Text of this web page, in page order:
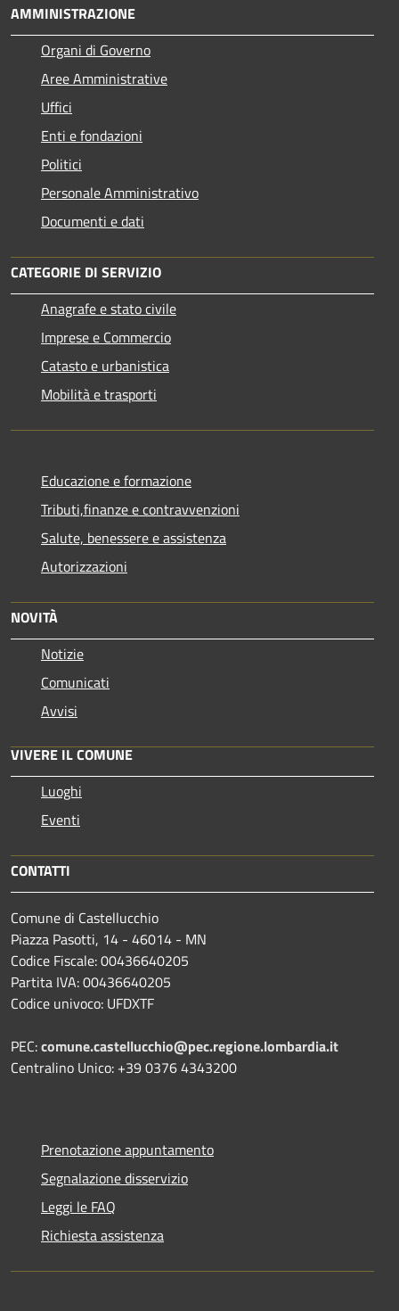
AMMINISTRAZIONE
Organi di Governo
Aree Amministrative
Uffici
Enti e fondazioni
Politici
Personale Amministrativo
Documenti e dati
CATEGORIE DI SERVIZIO
Anagrafe e stato civile
Imprese e Commercio
Catasto e urbanistica
Mobilità e trasporti
Educazione e formazione
Tributi,finanze e contravvenzioni
Salute, benessere e assistenza
Autorizzazioni
NOVITÀ
Notizie
Comunicati
Avvisi
VIVERE IL COMUNE
Luoghi
Eventi
CONTATTI
Comune di Castellucchio
Piazza Pasotti, 14 - 46014 - MN
Codice Fiscale: 00436640205
Partita IVA: 00436640205
Codice univoco: UFDXTF
PEC:comune.castellucchio@pec.regione.lombardia.it
Centralino Unico: +39 0376 4343200
Prenotazione appuntamento
Segnalazione disservizio
Leggi le FAQ
Richiesta assistenza